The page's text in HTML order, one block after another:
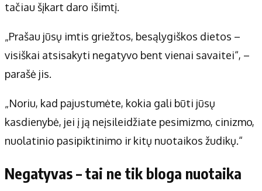
tačiau šįkart daro išimtį.
„Prašau jūsų imtis griežtos, besąlygiškos dietos –
visiškai atsisakyti negatyvo bent vienai savaitei“, –
parašė jis.
„Noriu, kad pajustumėte, kokia gali būti jūsų
kasdienybė, jei į ją neįsileidžiate pesimizmo, cinizmo,
nuolatinio pasipiktinimo ir kitų nuotaikos žudikų.“
Negatyvas – tai ne tik bloga nuotaika